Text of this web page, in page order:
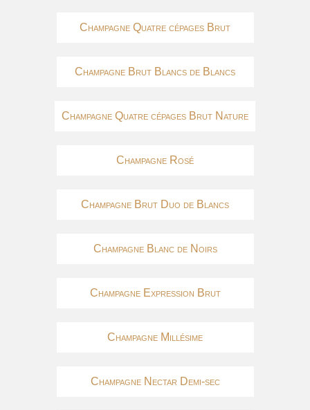
Champagne Quatre cépages Brut
Champagne Brut Blancs de Blancs
Champagne Quatre cépages Brut Nature
Champagne Rosé
Champagne Brut Duo de Blancs
Champagne Blanc de Noirs
Champagne Expression Brut
Champagne Millésime
Champagne Nectar Demi-sec